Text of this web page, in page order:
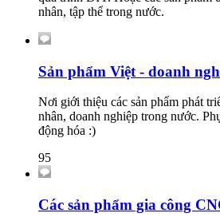
nhân, tập thể trong nước.
Sản phẩm Việt - doanh
Nơi giới thiệu các sản phẩm phát
nhân, doanh nghiệp trong nước.
động hóa :)
95
Các sản phẩm gia công